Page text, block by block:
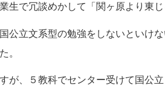
生で冗談めかして「関ヶ原より東
公立文系型の勉強をしないといけ
。
が、５教科でセンター受けて国公